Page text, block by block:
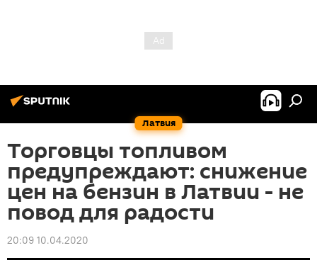
Латвия
Торговцы топливом
предупреждают: снижение
цен на бензин в Латвии - не
повод для радости
20:09 10.04.2020